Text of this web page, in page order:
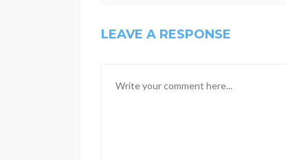
LEAVE A RESPONSE